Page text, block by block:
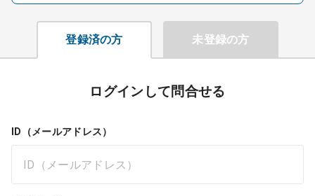
採用をお考えの医療機関の方
登録済の方 未登録の方
ログインして問合せる
ID（メールアドレス）